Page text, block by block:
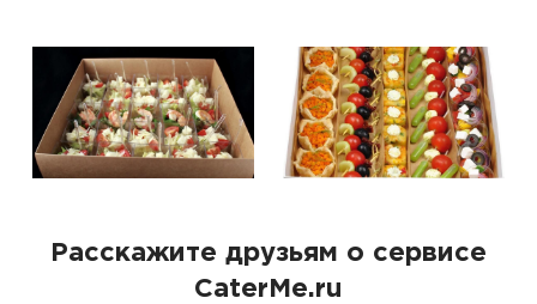
Расскажите друзьям о сервисе
CaterMe.ru